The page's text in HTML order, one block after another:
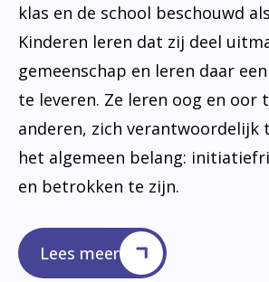
klas en de school beschouwd
Kinderen leren dat zij deel
gemeenschap en leren daar
te leveren. Ze leren oog en oor
anderen, zich verantwoordelijk
het algemeen belang:
en betrokken te zijn.
Lees meer